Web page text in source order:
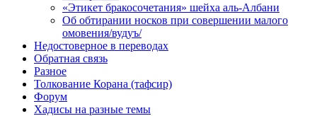
«Этикет бракосочетания» шейха аль-Албани
Об обтирании носков при совершении малого
омовения/вудуъ/
Недостоверное в переводах
Обратная связь
Разное
Толкование Корана (тафсир)
Форум
Хадисы на разные темы